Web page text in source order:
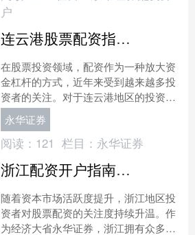
户
连云港股票配资指南：本地策略与操作要点
在股票投资领域，配资作为一种放大资
金杠杆的方式，近年来受到越来越多投
资者的关注。对于连云港地区的投资者
而言，了解本地化的配资策略与操作要
点，不仅能提升投资效率，....
永华证券
阅读： 121 栏目： 永华证券
浙江配资开户指南｜正规平台流程
随着资本市场活跃度提升，浙江地区投
资者对股票配资的关注度持续升温。作
为经济大省永华证券，浙江拥有众多合